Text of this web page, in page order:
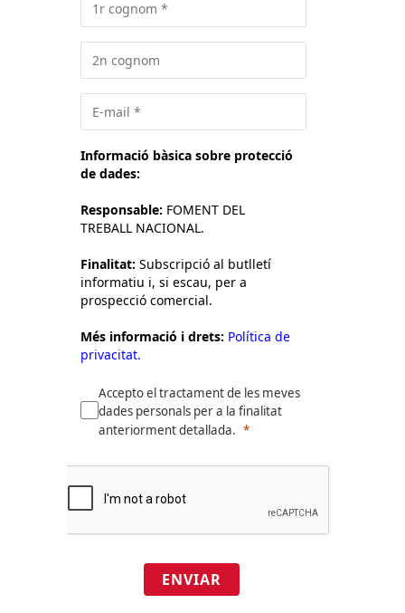
Informació bàsica sobre protecció
de dades:
Responsable: FOMENT DEL
TREBALL NACIONAL.
Finalitat: Subscripció al butlletí
informatiu i, si escau, per a
prospecció comercial.
Més informació i drets: Política de
privacitat.
Accepto el tractament de les meves
dades personals per a la finalitat
anteriorment detallada.
ENVIAR